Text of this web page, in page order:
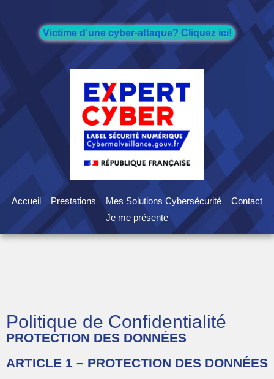
Victime d'une cyber-attaque? Cliquez ici!
Accueil Prestations Mes Solutions Cybersécurité
Contact
Je me présente
Politique de Confidentialité
PROTECTION DES DONNÉES
ARTICLE 1 – PROTECTION DES DONNÉES